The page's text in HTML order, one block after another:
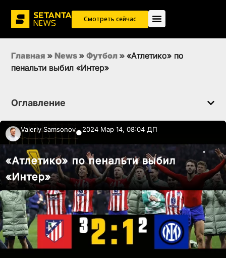
Смотреть сейчас
Главная » News » Футбол » «Атлетико» по
пенальти выбил «Интер»
Оглавление
Valeriy Samsonov●2024 Мар 14, 08:04 ДП
«Атлетико» по пенальти выбил
«Интер»